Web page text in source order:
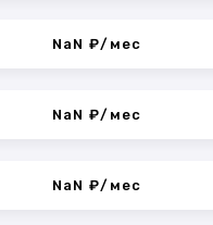
NaN ₽/мес
NaN ₽/мес
NaN ₽/мес